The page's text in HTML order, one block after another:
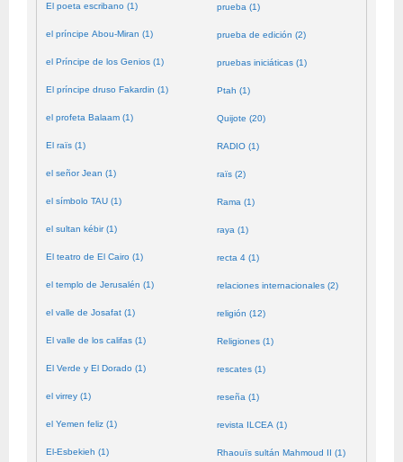
El poeta escribano (1)
el príncipe Abou-Miran (1)
el Príncipe de los Genios (1)
El príncipe druso Fakardin (1)
el profeta Balaam (1)
El raïs (1)
el señor Jean (1)
el símbolo TAU (1)
el sultan kébir (1)
El teatro de El Cairo (1)
el templo de Jerusalén (1)
el valle de Josafat (1)
El valle de los califas (1)
El Verde y El Dorado (1)
el virrey (1)
el Yemen feliz (1)
El-Esbekieh (1)
prueba (1)
prueba de edición (2)
pruebas iniciáticas (1)
Ptah (1)
Quijote (20)
RADIO (1)
raïs (2)
Rama (1)
raya (1)
recta 4 (1)
relaciones internacionales (2)
religión (12)
Religiones (1)
rescates (1)
reseña (1)
revista ILCEA (1)
Rhaouïs sultán Mahmoud II (1)